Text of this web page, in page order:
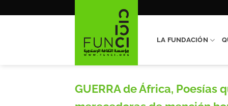
LA FUNDACIÓN
GUERRA de África, Poesías